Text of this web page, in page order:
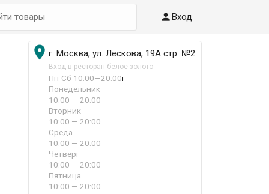
Вход
 г. Москва, ул. Лескова, 19А стр. №2
Вход в ресторан белое золото
Пн-Сб 10:00—20:00i
Понедельник
10:00 — 20:00
Вторник
10:00 — 20:00
Среда
10:00 — 20:00
Четверг
10:00 — 20:00
Пятница
10:00 — 20:00